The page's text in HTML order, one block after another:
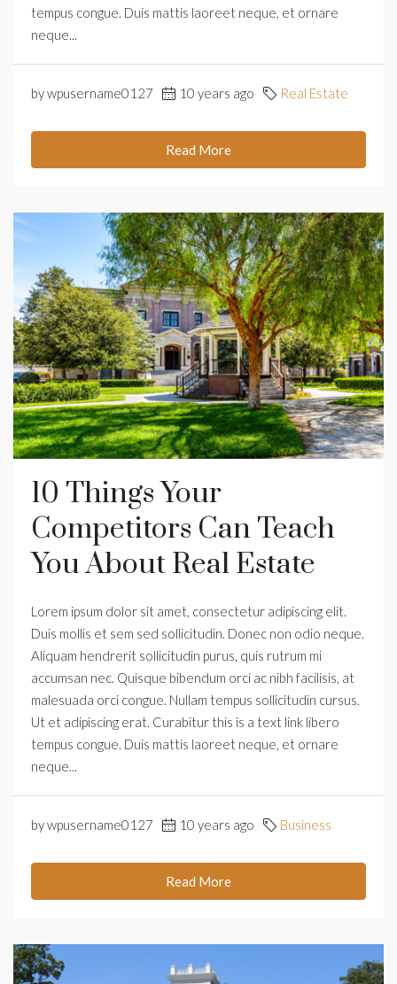
tempus congue. Duis mattis laoreet neque, et ornare
neque...
by wpusername0127 10 years ago Real Estate
Read More
10 Things Your
Competitors Can Teach
You About Real Estate
Lorem ipsum dolor sit amet, consectetur adipiscing elit.
Duis mollis et sem sed sollicitudin. Donec non odio neque.
Aliquam hendrerit sollicitudin purus, quis rutrum mi
accumsan nec. Quisque bibendum orci ac nibh facilisis, at
malesuada orci congue. Nullam tempus sollicitudin cursus.
Ut et adipiscing erat. Curabitur this is a text link libero
tempus congue. Duis mattis laoreet neque, et ornare
neque...
by wpusername0127 10 years ago Business
Read More